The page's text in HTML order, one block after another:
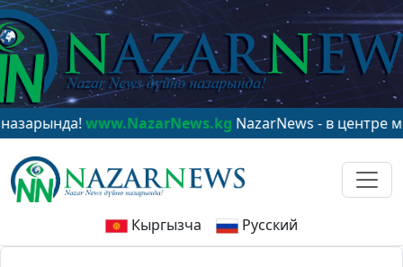
www.NazarNews.kgNazarNews - в центре мирового
Кыргызча Русский